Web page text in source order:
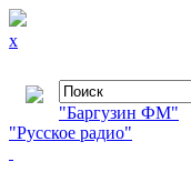
x
"Баргузин ФМ"
"Русское радио"